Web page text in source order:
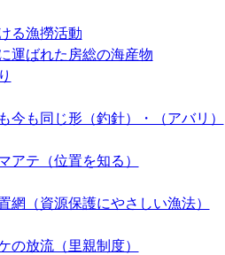
る漁撈活動
運ばれた房総の海産物
今も同じ形（釣針）・（アバリ）
アテ（位置を知る）
網（資源保護にやさしい漁法）
の放流（里親制度）